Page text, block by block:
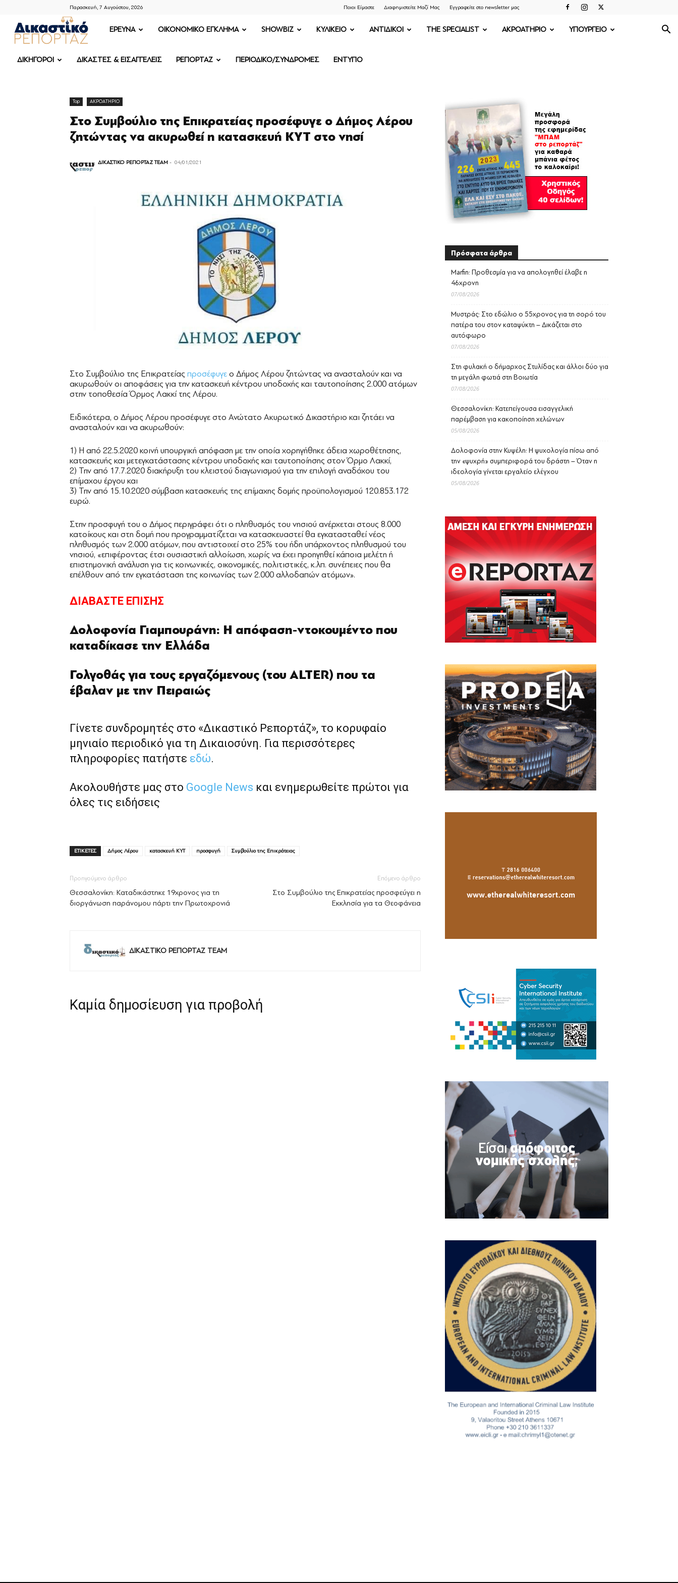
Παρασκευή, 7 Αυγούστου, 2026 Ποιοι Είμαστε Διαφημιστείτε Μαζί Μας Εγγραφείτε στο newsletter μας
ΔΙΚΑΣΤΙΚΟ
ΡΕΠΟΡΤΑΖ
ΕΡΕΥΝΑ OIKONOMIKO ΕΓΚΛΗΜΑ SHOWBIZ ΚΥΛΙΚΕΙΟ ΑΝΤΙΔΙΚΟΙ THE SPECIALIST ΑΚΡΟΑΤΗΡΙΟ ΥΠΟΥΡΓΕΙΟ
ΔΙΚΗΓΟΡΟΙ ΔΙΚΑΣΤΕΣ & ΕΙΣΑΓΓΕΛΕΙΣ ΡΕΠΟΡΤΑΖ ΠΕΡΙΟΔΙΚΟ/ΣΥΝΔΡΟΜΕΣ ΕΝΤΥΠΟ
Top ΑΚΡΟΑΤΗΡΙΟ
Στο Συμβούλιο της Επικρατείας προσέφυγε ο Δήμος Λέρου
ζητώντας να ακυρωθεί η κατασκευή ΚΥΤ στο νησί
ΔΙΚΑΣΤΙΚΟ ΡΕΠΟΡΤΑΖ TEAM - 04/01/2021
Στο Συμβούλιο της Επικρατείας προσέφυγε ο Δήμος Λέρου ζητώντας να ανασταλούν και να
ακυρωθούν οι αποφάσεις για την κατασκευή κέντρου υποδοχής και ταυτοποίησης 2.000 ατόμων
στην τοποθεσία Όρμος Λακκί της Λέρου.
Ειδικότερα, ο Δήμος Λέρου προσέφυγε στο Ανώτατο Ακυρωτικό Δικαστήριο και ζητάει να
ανασταλούν και να ακυρωθούν:
1) Η από 22.5.2020 κοινή υπουργική απόφαση με την οποία χορηγήθηκε άδεια χωροθέτησης,
κατασκευής και μετεγκατάστασης κέντρου υποδοχής και ταυτοποίησης στον Όρμο Λακκί,
2) Την από 17.7.2020 διακήρυξη του κλειστού διαγωνισμού για την επιλογή αναδόχου του
επίμαχου έργου και
3) Την από 15.10.2020 σύμβαση κατασκευής της επίμαχης δομής προϋπολογισμού 120.853.172
ευρώ.
Στην προσφυγή του ο Δήμος περιγράφει ότι ο πληθυσμός του νησιού ανέρχεται στους 8.000
κατοίκους και στη δομή που προγραμματίζεται να κατασκευαστεί θα εγκατασταθεί νέος
πληθυσμός των 2.000 ατόμων, που αντιστοιχεί στο 25% του ήδη υπάρχοντος πληθυσμού του
νησιού, «επιφέροντας έτσι ουσιαστική αλλοίωση, χωρίς να έχει προηγηθεί κάποια μελέτη ή
επιστημονική ανάλυση για τις κοινωνικές, οικονομικές, πολιτιστικές, κ.λπ. συνέπειες που θα
επέλθουν από την εγκατάσταση της κοινωνίας των 2.000 αλλοδαπών ατόμων».
ΔΙΑΒΑΣΤΕ ΕΠΙΣΗΣ
Δολοφονία Γιαμπουράνη: Η απόφαση-ντοκουμέντο που
καταδίκασε την Ελλάδα
Γολγοθάς για τους εργαζόμενους (του ALTER) που τα
έβαλαν με την Πειραιώς
Γίνετε συνδρομητές στο «Δικαστικό Ρεπορτάζ», το κορυφαίο
μηνιαίο περιοδικό για τη Δικαιοσύνη. Για περισσότερες
πληροφορίες πατήστε εδώ.
Ακολουθήστε μας στο Google News και ενημερωθείτε πρώτοι για
όλες τις ειδήσεις
ΕΤΙΚΕΤΕΣ Δήμος Λέρου κατασκευή ΚΥΤ προσφυγή Συμβούλιο της Επικράτειας
Προηγούμενο άρθρο
Θεσσαλονίκη: Καταδικάστηκε 19χρονος για τη
διοργάνωση παράνομου πάρτι την Πρωτοχρονιά
Επόμενο άρθρο
Στο Συμβούλιο της Επικρατείας προσφεύγει η
Εκκλησία για τα Θεοφάνεια
ΔΙΚΑΣΤΙΚΟ ΡΕΠΟΡΤΑΖ TEAM
Καμία δημοσίευση για προβολή
Πρόσφατα άρθρα
Marfin: Προθεσμία για να απολογηθεί έλαβε η
46χρονη
07/08/2026
Μυστράς: Στο εδώλιο ο 55χρονος για τη σορό του
πατέρα του στον καταψύκτη – Δικάζεται στο
αυτόφωρο
07/08/2026
Στη φυλακή ο δήμαρχος Στυλίδας και άλλοι δύο για
τη μεγάλη φωτιά στη Βοιωτία
07/08/2026
Θεσσαλονίκη: Κατεπείγουσα εισαγγελική
παρέμβαση για κακοποίηση χελώνων
05/08/2026
Δολοφονία στην Κυψέλη: Η ψυχολογία πίσω από
την «ψυχρή» συμπεριφορά του δράστη – Όταν η
ιδεολογία γίνεται εργαλείο ελέγχου
05/08/2026